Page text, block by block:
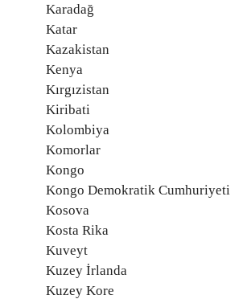
Karadağ
Katar
Kazakistan
Kenya
Kırgızistan
Kiribati
Kolombiya
Komorlar
Kongo
Kongo Demokratik Cumhuriyeti
Kosova
Kosta Rika
Kuveyt
Kuzey İrlanda
Kuzey Kore